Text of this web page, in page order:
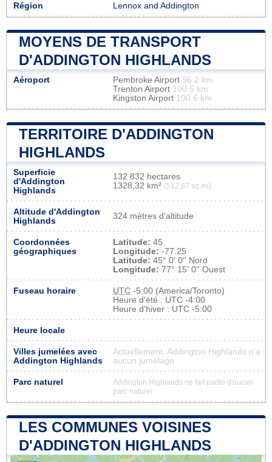
Région Lennox and Addington
MOYENS DE TRANSPORT
D'ADDINGTON HIGHLANDS
Aéroport Pembroke Airport 96.2 km
Trenton Airport 100.5 km
Kingston Airport 100.6 km
TERRITOIRE D'ADDINGTON
HIGHLANDS
Superficie
d'Addington
Highlands
132 832 hectares
1328,32 km² (512,87 sq mi)
Altitude d'Addington
Highlands
324 mètres d'altitude
Coordonnées
géographiques
Latitude: 45
Longitude: -77.25
Latitude: 45° 0' 0'' Nord
Longitude: 77° 15' 0'' Ouest
Fuseau horaire UTC -5:00 (America/Toronto)
Heure d'été : UTC -4:00
Heure d'hiver : UTC -5:00
Heure locale
Villes jumelées avec
Addington Highlands
Actuellement, Addington Highlands n'a
aucun jumelage
Parc naturel
Addington Highlands ne fait partie d'aucun
parc naturel
LES COMMUNES VOISINES
D'ADDINGTON HIGHLANDS